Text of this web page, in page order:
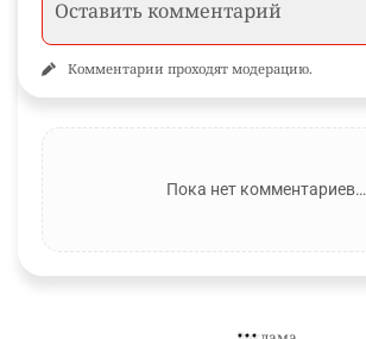
Комментарии проходят модерацию.
Пока нет комментариев…